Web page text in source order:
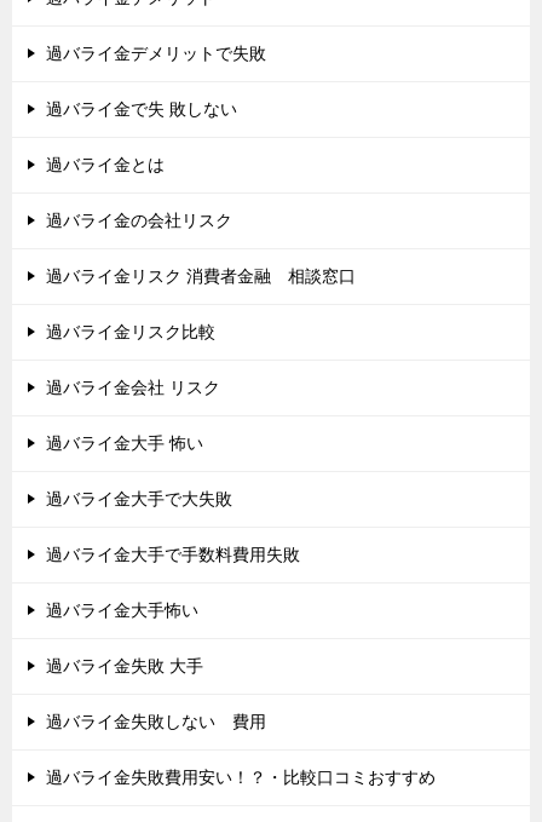
過バライ金デメリットで失敗
過バライ金で失 敗しない
過バライ金とは
過バライ金の会社リスク
過バライ金リスク 消費者金融 相談窓口
過バライ金リスク比較
過バライ金会社 リスク
過バライ金大手 怖い
過バライ金大手で大失敗
過バライ金大手で手数料費用失敗
過バライ金大手怖い
過バライ金失敗 大手
過バライ金失敗しない 費用
過バライ金失敗費用安い！？・比較口コミおすすめ